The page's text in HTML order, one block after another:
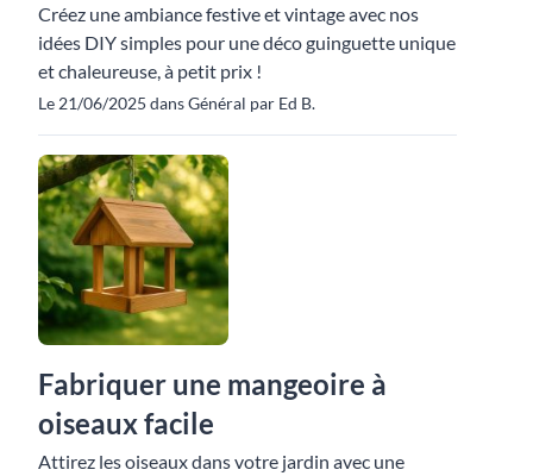
Créez une ambiance festive et vintage avec nos
idées DIY simples pour une déco guinguette unique
et chaleureuse, à petit prix !
Le 21/06/2025 dans Général par Ed B.
Fabriquer une mangeoire à
oiseaux facile
Attirez les oiseaux dans votre jardin avec une